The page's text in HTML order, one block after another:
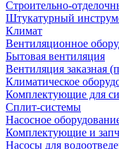
Строительно-
Штукатурный
Климат
Вентиляционное
Бытовая вентиляция
Вентиляция заказная
Климатическое
Комплектующие для
Сплит-системы
Насосное
Комплектующие и
Насосы для